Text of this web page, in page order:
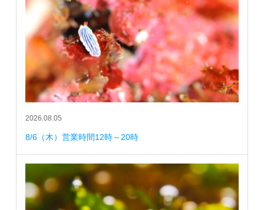
2026.08.05
8/6（木）営業時間12時～20時